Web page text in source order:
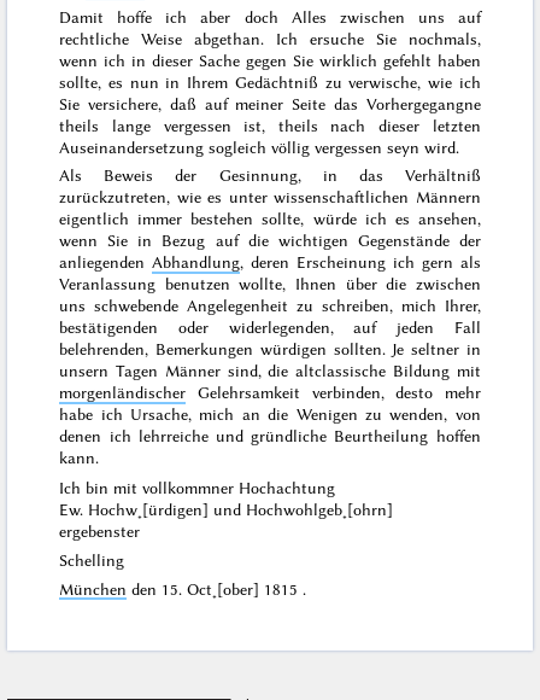
Damit hoffe ich aber doch Alles zwischen uns auf
rechtliche Weise abgethan. Ich ersuche Sie nochmals,
wenn ich in dieser Sache gegen Sie wirklich gefehlt haben
sollte, es nun in Ihrem Gedächtniß zu verwische, wie ich
Sie versichere, daß auf meiner Seite das Vorhergegangne
theils lange vergessen ist, theils nach dieser letzten
Auseinandersetzung sogleich völlig vergessen seyn wird.
Als Beweis der Gesinnung, in das Verhältniß
zurückzutreten, wie es unter wissenschaftlichen Männern
eigentlich immer bestehen sollte, würde ich es ansehen,
wenn Sie in Bezug auf die wichtigen Gegenstände der
anliegendenAbhandlung, deren Erscheinung ich gern als
Veranlassung benutzen wollte, Ihnen über die zwischen
uns schwebende Angelegenheit zu schreiben, mich Ihrer,
bestätigenden oder widerlegenden, auf jeden Fall
belehrenden, Bemerkungen würdigen sollten. Je seltner in
unsern Tagen Männer sind, die altclassische Bildung mit
morgenländischer Gelehrsamkeit verbinden, desto mehr
habe ich Ursache, mich an die Wenigen zu wenden, von
denen ich lehrreiche und gründliche Beurtheilung hoffen
kann.
Ich bin mit vollkommner Hochachtung
Ew. Hochw˖[ürdigen] und Hochwohlgeb˖[ohrn]
ergebenster
Schelling
München den 15. Oct˖[ober] 1815 .